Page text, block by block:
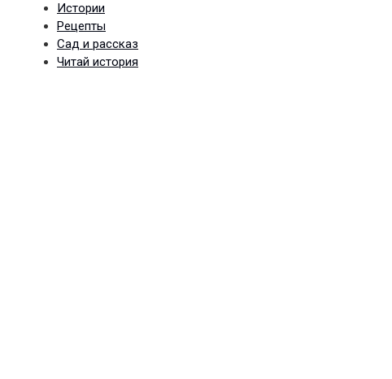
Истории
Рецепты
Сад и рассказ
Читай история